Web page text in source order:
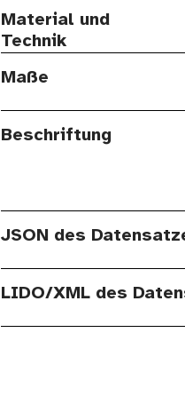
Material und
Technik
Maße
Beschriftung
JSON des
LIDO/XML des